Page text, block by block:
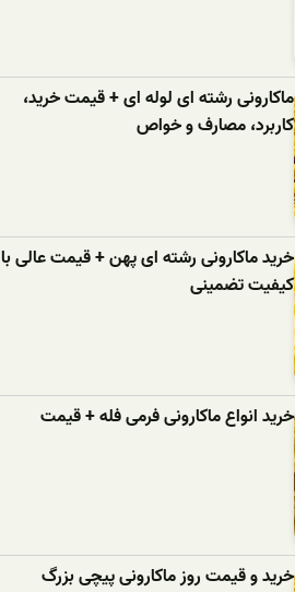
ماکارونی رشته ای لوله ای + قیمت خرید،
کاربرد، مصارف و خواص
خرید ماکارونی رشته ای پهن + قیمت عالی با
کیفیت تضمینی
خرید انواع ماکارونی فرمی فله + قیمت
خرید و قیمت روز ماکارونی پیچی بزرگ